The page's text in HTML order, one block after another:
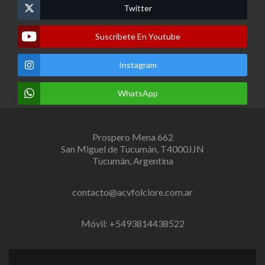
Twitter
Suscribete En Youtube
Instagram
WhatsApp
Prospero Mena 662
San Miguel de Tucumán, T4000JJN
Tucumán, Argentina
contacto@acvfolclore.com.ar
Móvil: +5493814438522